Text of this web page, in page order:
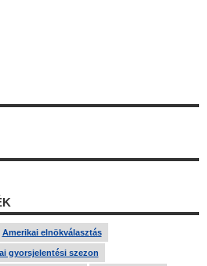
Amerikai elnökválasztás
gyorsjelentési szezon